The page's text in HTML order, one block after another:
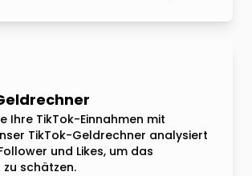
Ihre TikTok-Einnahmen mit
TikTok-Geldrechner analysiert
und Likes, um das
zu schätzen.